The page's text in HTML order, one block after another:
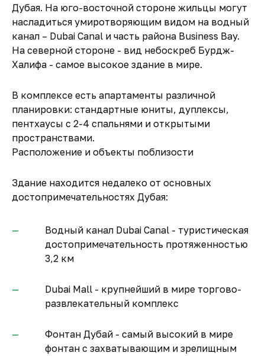
Дубая. На юго-восточной стороне жильцы могут
насладиться умиротворяющим видом на водный
канал – Dubai Canal и часть района Business Bay.
На северной стороне - вид небоскреб Бурдж-
Халифа - самое высокое здание в мире.
В комплексе есть апартаменты различной
планировки: стандартные юниты, дуплексы,
пентхаусы с 2-4 спальнями и открытыми
пространствами.
Расположение и объекты поблизости
Здание находится недалеко от основных
достопримечательностях Дубая:
Водный канал Dubai Canal - туристическая
достопримечательность протяженностью
3,2 км
Dubai Mall - крупнейший в мире торгово-
развлекательный комплекс
Фонтан Дубай - самый высокий в мире
фонтан с захватывающим и зрелищным